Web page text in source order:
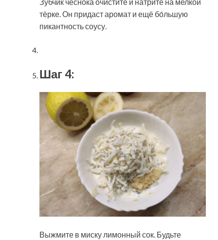
тёрке. Он придаст аромат и ещё бо́льшую
пикантность соусу.
Шаг 4:
Выжмите в миску лимонный сок. Будьте